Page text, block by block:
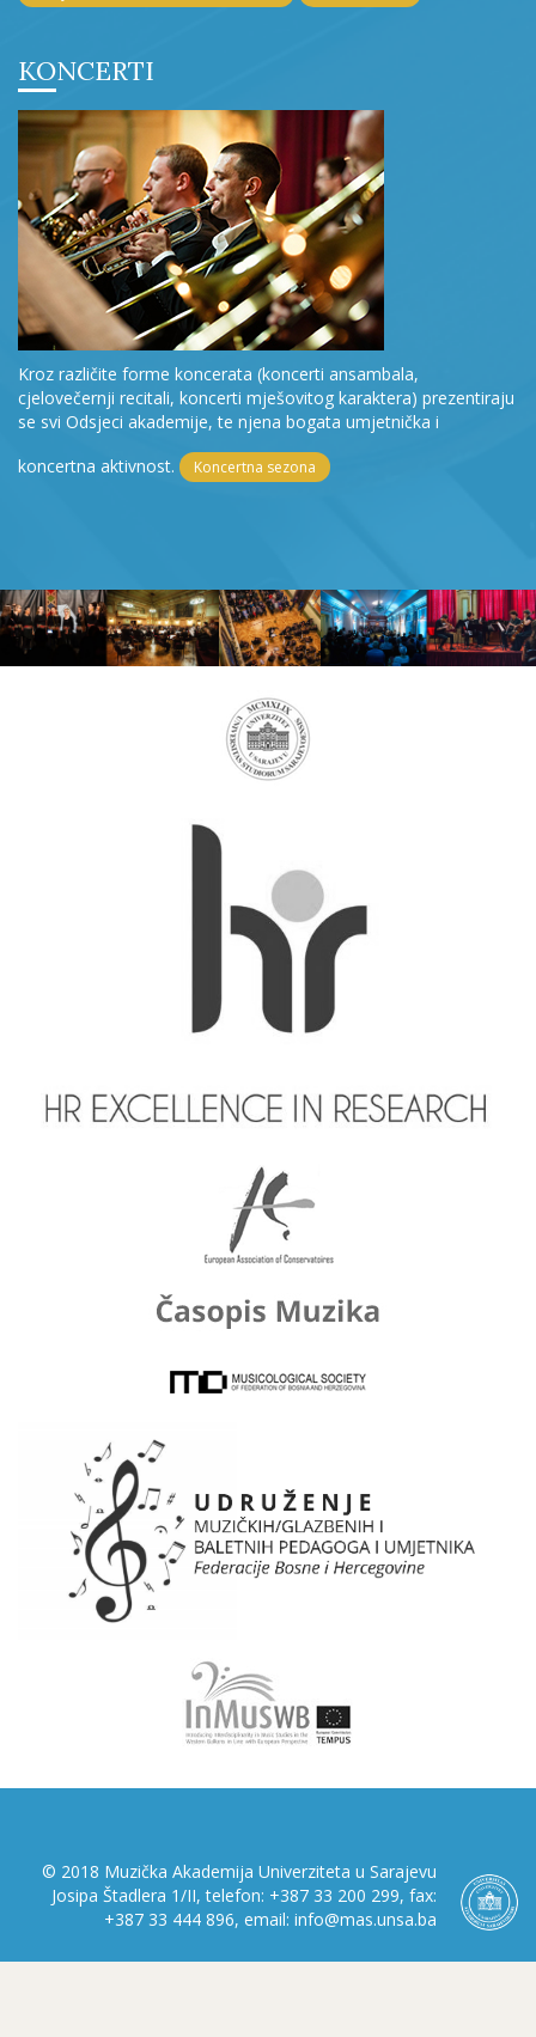
KONCERTI
Kroz različite forme koncerata (koncerti ansambala,
cjelovečernji recitali, koncerti mješovitog karaktera) prezentiraju
se svi Odsjeci akademije, te njena bogata umjetnička i
koncertna aktivnost.
Koncertna sezona
© 2018 Muzička Akademija Univerziteta u Sarajevu
Josipa Štadlera 1/II, telefon: +387 33 200 299, fax:
+387 33 444 896, email: info@mas.unsa.ba